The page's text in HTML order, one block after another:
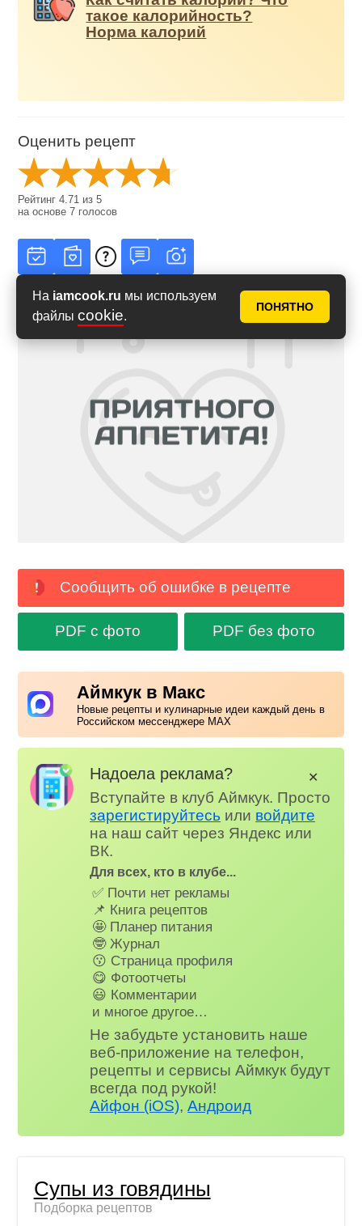
На iamcook.ru мы используем
файлы cookie.
ПОНЯТНО
такое калорийность?
Норма калорий
Оценить рецепт
Рейтинг4.71 из5
на основе7 голосов
Сообщить об ошибке в рецепте
PDF с фото PDF без фото
Аймкук в Макс
Новые рецепты и кулинарные идеи каждый день в
Российском мессенджере MAX
Надоела реклама?
Вступайте в клуб Аймкук. Просто
зарегистируйтесь или войдите
на наш сайт через Яндекс или
ВК.
Для всех, кто в клубе...
✅ Почти нет рекламы
📌 Книга рецептов
🤩 Планер питания
🤓 Журнал
😗 Страница профиля
😋 Фотоотчеты
😃 Комментарии
и многое другое…
Не забудьте установить наше
веб-приложение на телефон,
рецепты и сервисы Аймкук будут
всегда под рукой!
Айфон (iOS),Андроид
✕
Супы из говядины
Подборка рецептов